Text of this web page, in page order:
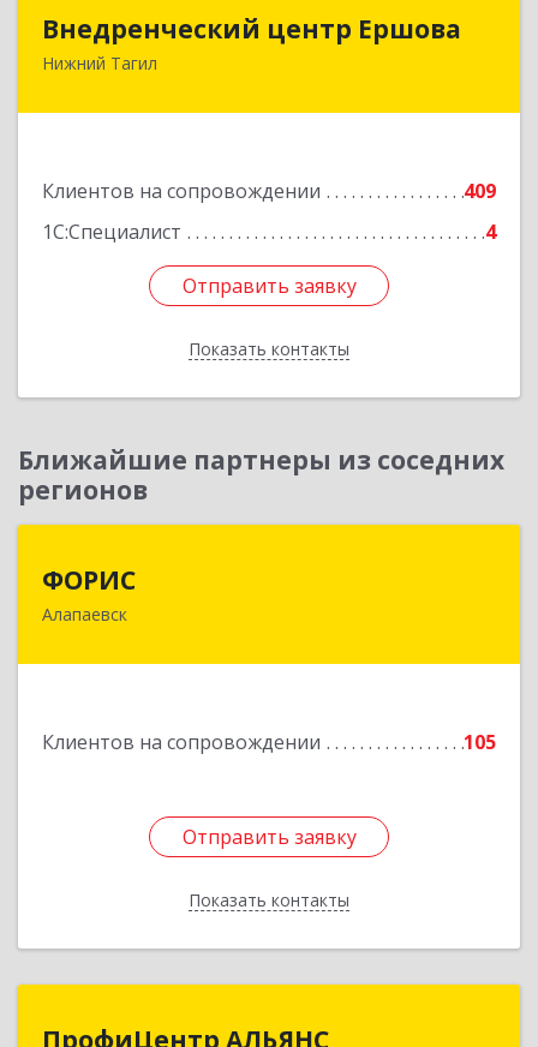
Внедренческий центр Ершова
Нижний Тагил
Клиентов на сопровождении
409
1С:Специалист
4
Отправить заявку
Показать контакты
Внедренческий центр Ершова
622030, Свердловская обл, Нижний Тагил г,
Отправить заявку
Назад
Ближайшие партнеры из соседних
регионов
ФОРИС
Алапаевск
Клиентов на сопровождении 105
Отправить заявку
Показать контакты
624601, Свердловская обл, Алапаевск г, Ленина
Отправить заявку
Назад
ПрофиЦентр АЛЬЯНС